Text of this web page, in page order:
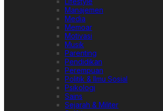
Manajemen
Media
Memoar
Motivasi
Musik
Parenting
Pendidikan
Perempuan
Politik & Ilmu Sosial
Psikologi
Sains
Sejarah & Militer